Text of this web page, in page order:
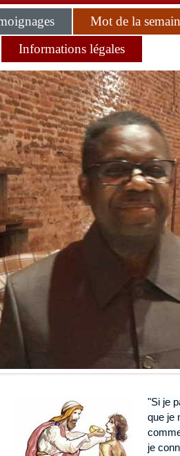
Mot de la
Informations légales
"Si je
que je
je